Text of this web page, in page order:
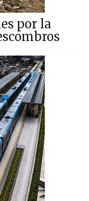
por la